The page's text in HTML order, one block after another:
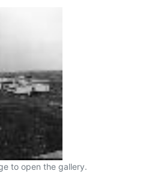
to open the gallery.